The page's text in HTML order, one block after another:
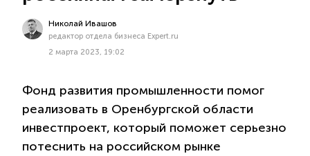
Николай Ивашов
редактор отдела бизнеса Expert.ru
2 марта 2023, 19:02
Фонд развития промышленности помог
реализовать в Оренбургской области
инвестпроект, который поможет серьезно
потеснить на российском рынке